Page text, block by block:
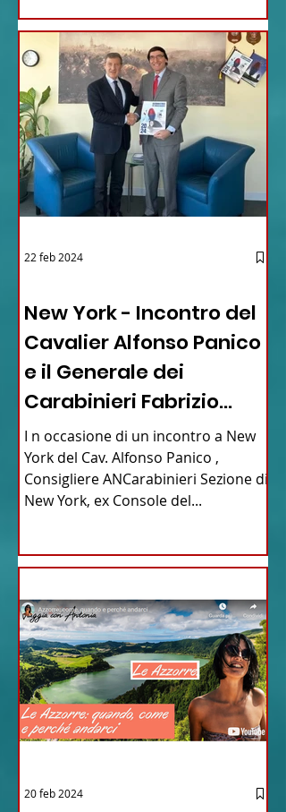
New York - Incontro del
Cavalier Alfonso Panico
e il Generale dei
Carabinieri Fabrizio
Parrulli
I n occasione di un incontro a New
York del Cav. Alfonso Panico ,
Consigliere ANCarabinieri Sezione di
New York, ex Console del...
22 feb 2024
20 feb 2024